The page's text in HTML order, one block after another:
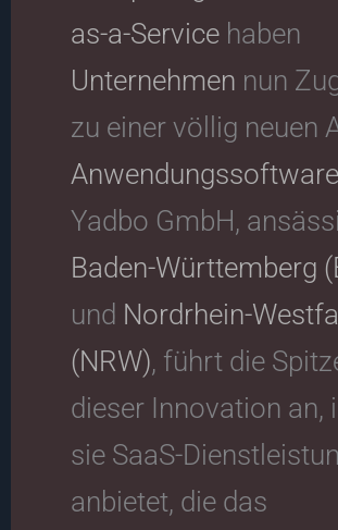
as-a-Servicehaben
Unternehmen nun
zu einer völlig neuen
Anwendungssoftware
Yadbo GmbH,
Baden-Württemberg
und Nordrhein-
(NRW), führt die
dieser Innovation an,
sie SaaS-
anbietet, die das